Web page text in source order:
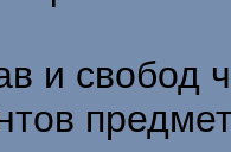
и свобод